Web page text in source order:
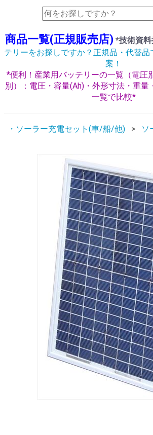
商品一覧(正規販売店) *技術資
テリーをお探しですか？正規品・代替
案！
*便利！産業用バッテリーの一覧（電圧
別）：電圧・容量(Ah)・外形寸法・重量
一覧で比較*
・ソーラー充電セット(車/船/他) ソ